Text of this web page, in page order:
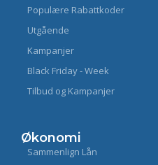
Populære Rabattkoder
Utgående
Kampanjer
Black Friday - Week
Tilbud og Kampanjer
Økonomi
Sammenlign Lån